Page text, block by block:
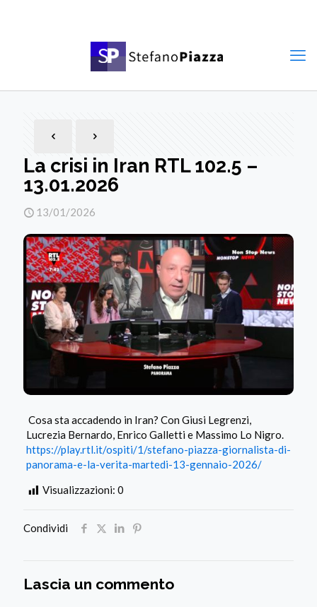
La crisi in Iran RTL 102.5 –
13.01.2026
13/01/2026
Cosa sta accadendo in Iran? Con Giusi Legrenzi,
Lucrezia Bernardo, Enrico Galletti e Massimo Lo Nigro.
https://play.rtl.it/ospiti/1/stefano-piazza-giornalista-di-
panorama-e-la-verita-martedi-13-gennaio-2026/
Visualizzazioni: 0
Condividi
Lascia un commento